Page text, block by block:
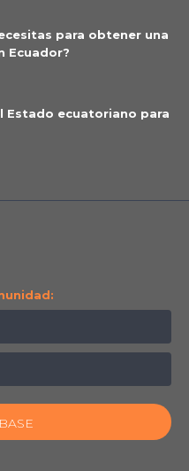
para obtener una
Ecuador?
Estado ecuatoriano para